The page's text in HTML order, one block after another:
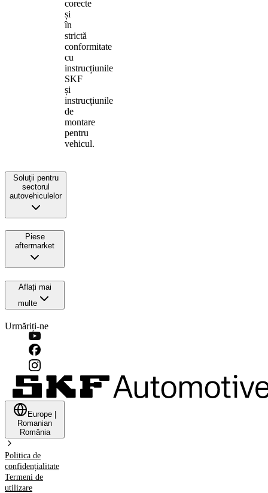
corecte
și
în
strictă
conformitate
cu
instrucțiunile
SKF
și
instrucțiunile
de
montare
pentru
vehicul.
Soluții pentru
sectorul
autovehiculelor
Piese
aftermarket
Aflați mai
multe
Urmăriți-ne
Europe
Romanian
România
Politica de
confidențialitate
Termeni de
utilizare